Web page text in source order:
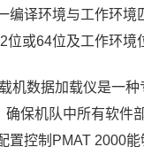
编译环境与工作环
或64位及工作环境
机数据加载仪是一
保机队中所有软件
控制PMAT 2000能